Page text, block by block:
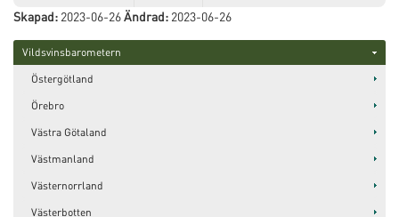
Skapad: 2023-06-26Ändrad: 2023-06-26
Vildsvinsbarometern
Östergötland
Örebro
Västra Götaland
Västmanland
Västernorrland
Västerbotten